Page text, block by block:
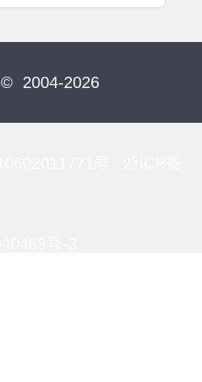
© 2004-2026